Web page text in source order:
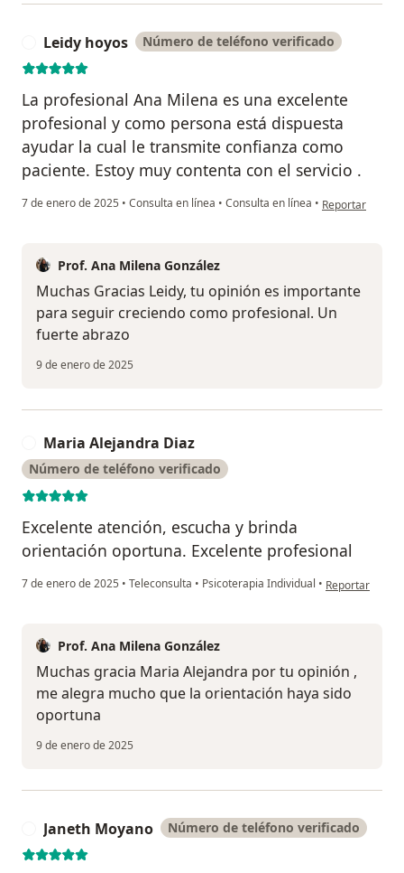
Leidy hoyos Número de teléfono verificado
La profesional Ana Milena es una excelente
profesional y como persona está dispuesta
ayudar la cual le transmite confianza como
paciente. Estoy muy contenta con el servicio .
7 de enero de 2025 • Consulta en línea • Consulta en línea • en opinión del
Reportar
Prof. Ana Milena González
Muchas Gracias Leidy, tu opinión es importante
para seguir creciendo como profesional. Un
fuerte abrazo
9 de enero de 2025
Maria Alejandra Diaz
Número de teléfono verificado
Excelente atención, escucha y brinda
orientación oportuna. Excelente profesional
7 de enero de 2025 • Teleconsulta • Psicoterapia Individual • en opinión del
Reportar
Prof. Ana Milena González
Muchas gracia Maria Alejandra por tu opinión ,
me alegra mucho que la orientación haya sido
oportuna
9 de enero de 2025
Janeth Moyano Número de teléfono verificado